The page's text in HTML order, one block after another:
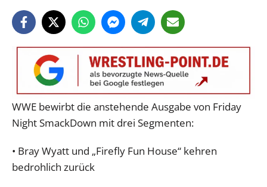
WWE bewirbt die anstehende Ausgabe von Friday
Night SmackDown mit drei Segmenten:
• Bray Wyatt und „Firefly Fun House“ kehren
bedrohlich zurück